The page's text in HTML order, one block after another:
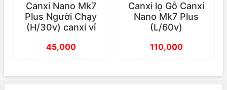
Canxi Nano Mk7
Plus Người Chạy
(H/30v) canxi vỉ
45,000
Canxi lọ Gỗ Canxi
Nano Mk7 Plus
(L/60v)
110,000